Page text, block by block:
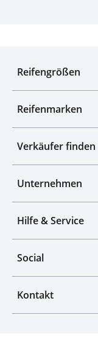
Reifengrößen
Reifenmarken
Verkäufer finden
Unternehmen
Hilfe & Service
Social
Kontakt